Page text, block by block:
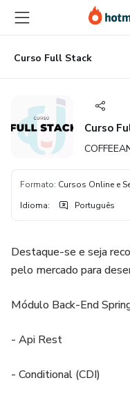
para
conteúdo
principal
para
pagamento
para
rodapé
Curso Full Stack
Curso
Formato: Cursos Online e
Idioma: Português
Destaque-se e seja
pelo mercado para
Módulo Back-End
- Api Rest
- Conditional (CDI)